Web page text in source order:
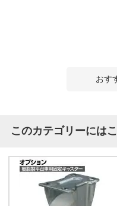
おす
このカテゴリーには